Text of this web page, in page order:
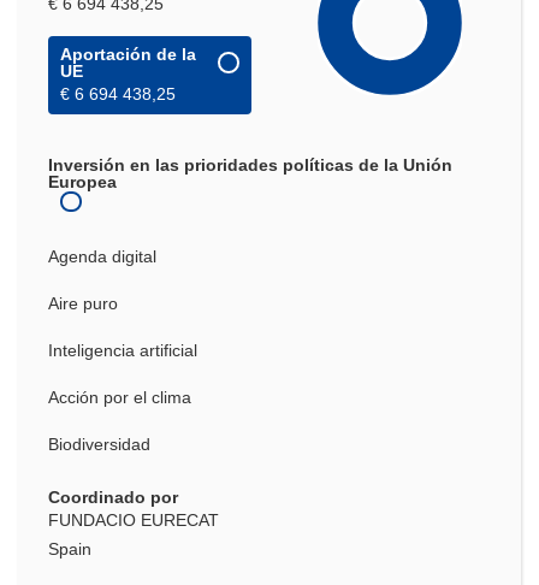
Aportación de la
UE
€ 6 694 438,25
Inversión en las prioridades políticas de la Unión
Europea
Agenda digital
Aire puro
Inteligencia artificial
Acción por el clima
Biodiversidad
Coordinado por
FUNDACIO EURECAT
Spain